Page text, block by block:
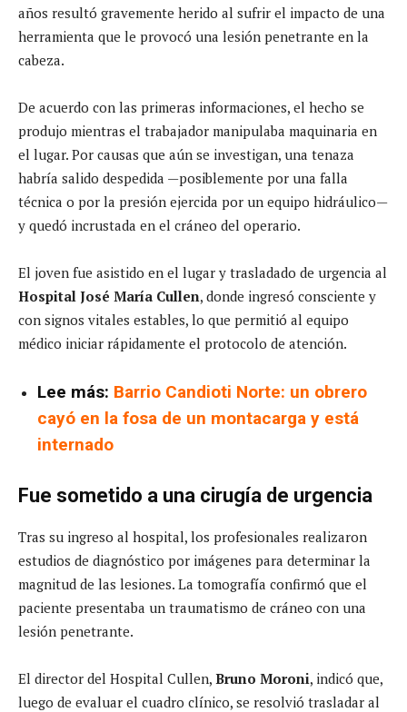
años resultó gravemente herido al sufrir el impacto de una
herramienta que le provocó una lesión penetrante en la
cabeza.
De acuerdo con las primeras informaciones, el hecho se
produjo mientras el trabajador manipulaba maquinaria en
el lugar. Por causas que aún se investigan, una tenaza
habría salido despedida —posiblemente por una falla
técnica o por la presión ejercida por un equipo hidráulico—
y quedó incrustada en el cráneo del operario.
El joven fue asistido en el lugar y trasladado de urgencia al
Hospital José María Cullen, donde ingresó consciente y
con signos vitales estables, lo que permitió al equipo
médico iniciar rápidamente el protocolo de atención.
Lee más: Barrio Candioti Norte: un obrero
cayó en la fosa de un montacarga y está
internado
Fue sometido a una cirugía de urgencia
Tras su ingreso al hospital, los profesionales realizaron
estudios de diagnóstico por imágenes para determinar la
magnitud de las lesiones. La tomografía confirmó que el
paciente presentaba un traumatismo de cráneo con una
lesión penetrante.
El director del Hospital Cullen, Bruno Moroni, indicó que,
luego de evaluar el cuadro clínico, se resolvió trasladar al